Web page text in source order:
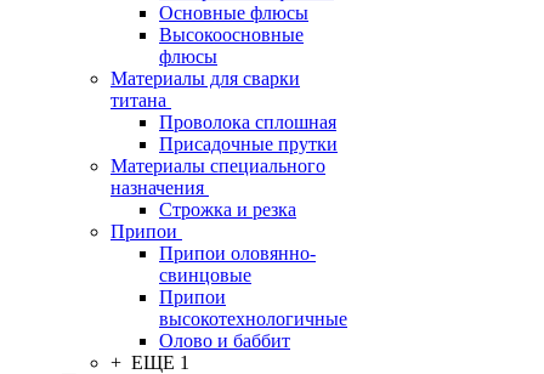
Основные флюсы
Высокоосновные
флюсы
Материалы для сварки
титана
Проволока сплошная
Присадочные прутки
Материалы специального
назначения
Строжка и резка
Припои
Припои оловянно-
свинцовые
Припои
высокотехнологичные
Олово и баббит
+ ЕЩЕ 1